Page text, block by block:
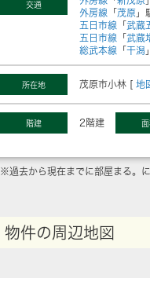
交通
外房線 「 茂原 」
五日市線 「 武蔵
五日市線 「 武蔵
総武本線 「 干潟
所在地 茂原市小林 [ 地
階建 2階建
※過去から現在までに部屋まる。
物件の周辺地図